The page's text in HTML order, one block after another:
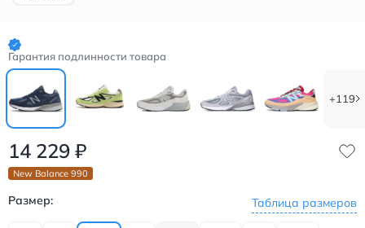
Гарантия подлинности товара
+119
14 229 ₽
New Balance 990
Размер: Таблица размеров